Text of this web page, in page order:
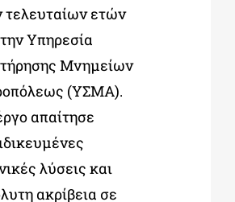
τελευταίων ετών
Υπηρεσία
Μνημείων
(ΥΣΜΑ).
απαίτησε
λύσεις και
ακρίβεια σε